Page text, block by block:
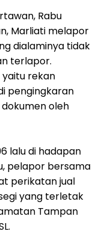
Rabu
Marliati melapor
dialaminya tidak
terlapor.
rekan
pengingkaran
oleh
lalu di hadapan
pelapor bersama
perikatan jual
yang terletak
Tampan